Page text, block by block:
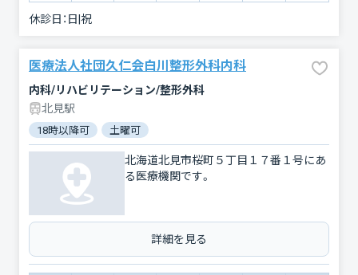
休診日： 日|祝
医療法人社団久仁会白川整形外科内科
内科/リハビリテーション/整形外科
北見駅
18時以降可 土曜可
北海道北見市桜町５丁目１７番１号にあ
る医療機関です。
詳細を見る